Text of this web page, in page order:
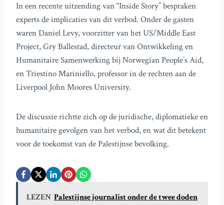
In een recente uitzending van “Inside Story” bespraken
experts de implicaties van dit verbod. Onder de gasten
waren Daniel Levy, voorzitter van het US/Middle East
Project, Gry Ballestad, directeur van Ontwikkeling en
Humanitaire Samenwerking bij Norwegian People’s Aid,
en Triestino Mariniello, professor in de rechten aan de
Liverpool John Moores University.
De discussie richtte zich op de juridische, diplomatieke en
humanitaire gevolgen van het verbod, en wat dit betekent
voor de toekomst van de Palestijnse bevolking.
LEZEN Palestijnse journalist onder de twee doden